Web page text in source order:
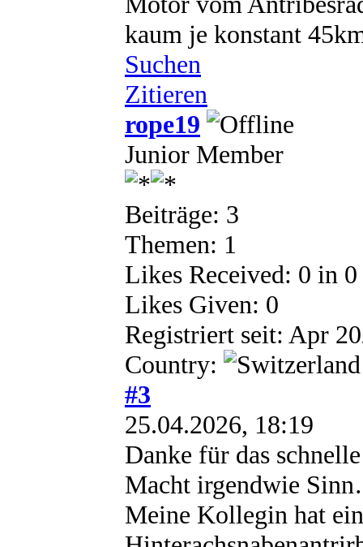
kaum je konstant
Suchen
Zitieren
rope19
Junior Member
Beiträge: 3
Themen: 1
Likes Received: 0 in 0
Likes Given: 0
Registriert seit: Apr
Country:
#3
25.04.2026, 18:19
Danke für das
Macht irgendwie
Meine Kollegin hat